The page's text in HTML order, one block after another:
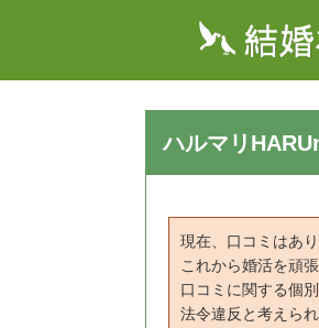
ハルマリ
現在、口コミはあり
これから婚活を頑
口コミに関する個別
法令違反と考えら